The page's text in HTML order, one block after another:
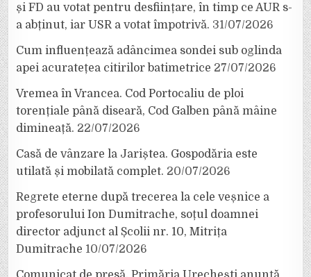
și FD au votat pentru desființare, în timp ce AUR s-
a abținut, iar USR a votat împotrivă. 31/07/2026
Cum influențează adâncimea sondei sub oglinda
apei acuratețea citirilor batimetrice 27/07/2026
Vremea în Vrancea. Cod Portocaliu de ploi
torențiale până diseară, Cod Galben până mâine
dimineață. 22/07/2026
Casă de vânzare la Jariștea. Gospodăria este
utilată și mobilată complet. 20/07/2026
Regrete eterne după trecerea la cele veșnice a
profesorului Ion Dumitrache, soțul doamnei
director adjunct al Școlii nr. 10, Mitrița
Dumitrache 10/07/2026